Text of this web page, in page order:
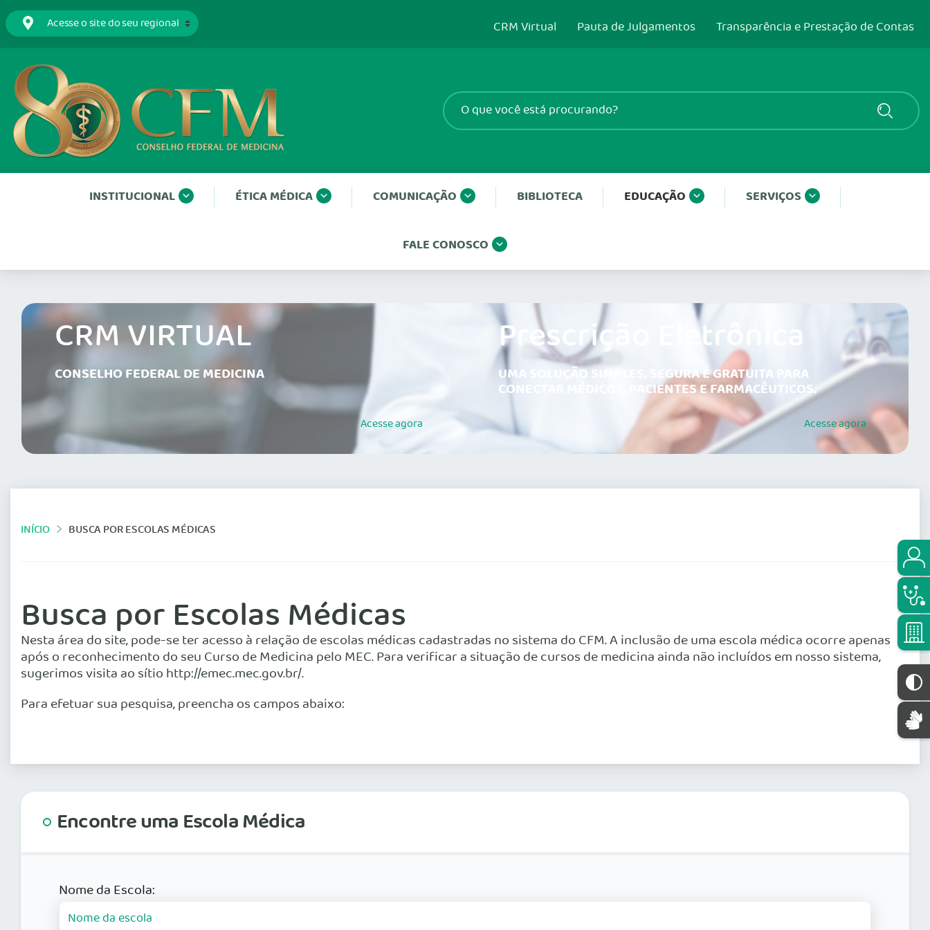
CRM Virtual Pauta de Julgamentos Transparência e Prestação de Contas
INSTITUCIONAL ÉTICA MÉDICA COMUNICAÇÃO BIBLIOTECA EDUCAÇÃO SERVIÇOS
FALE CONOSCO
CRM VIRTUAL
CONSELHO FEDERAL DE MEDICINA
Acesseagora
Prescrição Eletrônica
UMA SOLUÇÃO SIMPLES, SEGURA E GRATUITA PARA
CONECTAR MÉDICOS, PACIENTES E FARMACÊUTICOS.
Acesseagora
INÍCIO BUSCA POR ESCOLAS MÉDICAS
Busca por Escolas Médicas
Nesta área do site, pode-se ter acesso à relação de escolas médicas cadastradas no sistema do CFM. A inclusão de uma escola médica ocorre apenas
após o reconhecimento do seu Curso de Medicina pelo MEC. Para verificar a situação de cursos de medicina ainda não incluídos em nosso sistema,
sugerimos visita ao sítio http://emec.mec.gov.br/.
Para efetuar sua pesquisa, preencha os campos abaixo:
Encontre uma Escola Médica
Nome da Escola: